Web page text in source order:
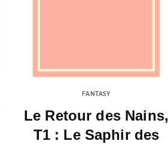
FANTASY
Le Retour des Nains,
T1 : Le Saphir des